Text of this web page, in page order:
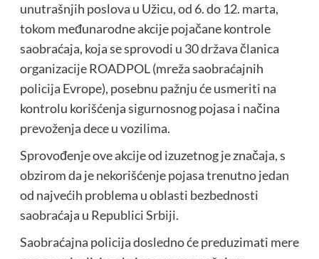
unutrašnjih poslova u Užicu, od 6. do 12. marta,
tokom međunarodne akcije pojačane kontrole
saobraćaja, koja se sprovodi u 30 država članica
organizacije ROADPOL (mreža saobraćajnih
policija Evrope), posebnu pažnju će usmeriti na
kontrolu korišćenja sigurnosnog pojasa i načina
prevoženja dece u vozilima.
Sprovođenje ove akcije od izuzetnog je značaja, s
obzirom da je nekorišćenje pojasa trenutno jedan
od najvećih problema u oblasti bezbednosti
saobraćaja u Republici Srbiji.
Saobraćajna policija dosledno će preduzimati mere